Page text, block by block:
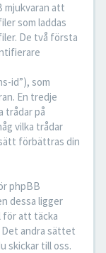
mjukvaran att
som laddas
De två första
id”), som
En tredje
trådar på
vilka trådar
förbättras din
phpBB
dessa ligger
för att täcka
Det andra sättet
skickar till oss.